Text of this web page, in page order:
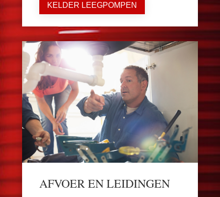
KELDER LEEGPOMPEN
AFVOER EN LEIDINGEN